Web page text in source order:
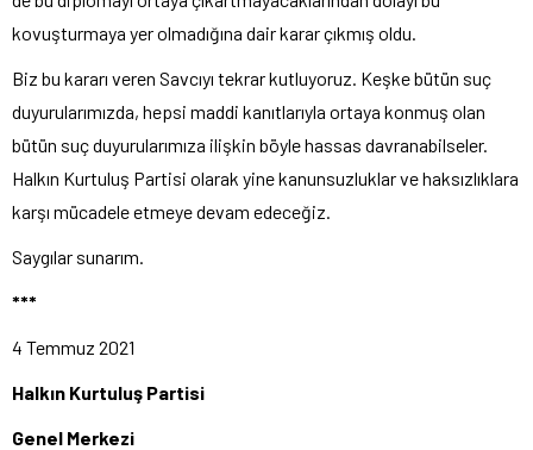
kovuşturmaya yer olmadığına dair karar çıkmış oldu.
Biz bu kararı veren Savcıyı tekrar kutluyoruz. Keşke bütün suç
duyurularımızda, hepsi maddi kanıtlarıyla ortaya konmuş olan
bütün suç duyurularımıza ilişkin böyle hassas davranabilseler.
Halkın Kurtuluş Partisi olarak yine kanunsuzluklar ve haksızlıklara
karşı mücadele etmeye devam edeceğiz.
Saygılar sunarım.
***
4 Temmuz 2021
Halkın Kurtuluş Partisi
Genel Merkezi